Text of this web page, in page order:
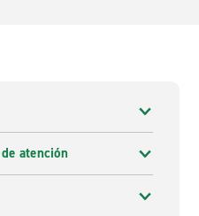
atención